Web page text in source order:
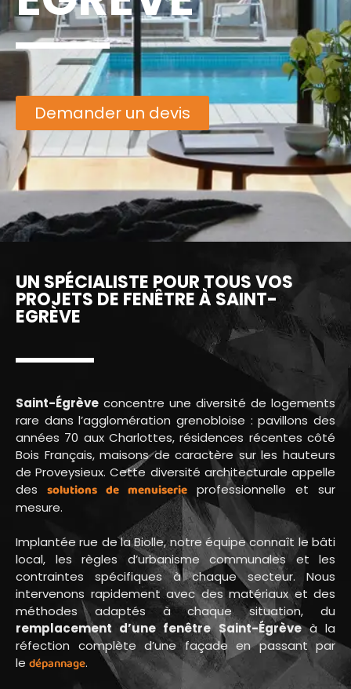
Demander un devis
UN SPÉCIALISTE POUR TOUS VOS
PROJETS DE FENÊTRE À SAINT-
EGRÈVE
Saint-Égrève concentre une diversité de logements
rare dans l’agglomération grenobloise : pavillons des
années 70 aux Charlottes, résidences récentes côté
Bois Français, maisons de caractère sur les hauteurs
de Proveysieux. Cette diversité architecturale appelle
des solutions de menuiserie professionnelle et sur
mesure.
Implantée rue de la Biolle, notre équipe connaît le bâti
local, les règles d’urbanisme communales et les
contraintes spécifiques à chaque secteur. Nous
intervenons rapidement avec des matériaux et des
méthodes adaptés à chaque situation, du
remplacement d’une fenêtre Saint-Égrèveà la
réfection complète d’une façade en passant par
le dépannage.